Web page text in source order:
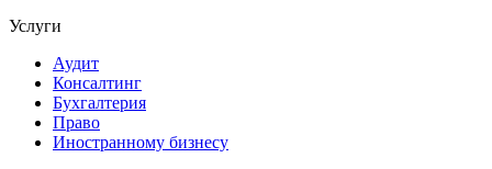
Услуги
Аудит
Консалтинг
Бухгалтерия
Право
Иностранному бизнесу